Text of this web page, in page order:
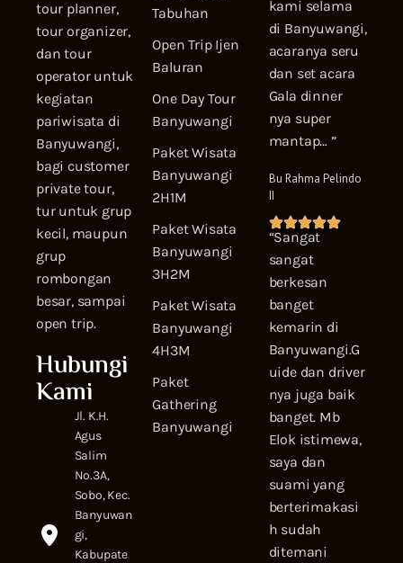
tour planner,
tour organizer,
dan tour
operator untuk
kegiatan
pariwisata di
Banyuwangi,
bagi customer
private tour,
tur untuk grup
kecil, maupun
grup
rombongan
besar, sampai
open trip.
Hubungi
Kami
Jl. K.H.
Agus
Salim
No.3A,
Sobo, Kec.
Banyuwan
gi,
Kabupate
Tabuhan
Open Trip Ijen
Baluran
One Day Tour
Banyuwangi
Paket Wisata
Banyuwangi
2H1M
Paket Wisata
Banyuwangi
3H2M
Paket Wisata
Banyuwangi
4H3M
Paket
Gathering
Banyuwangi
kami selama
di Banyuwangi,
acaranya seru
dan set acara
Gala dinner
nya super
mantap… ”
Bu Rahma Pelindo
II
“Sangat
sangat
berkesan
banget
kemarin di
Banyuwangi.G
uide dan driver
nya juga baik
banget. Mb
Elok istimewa,
saya dan
suami yang
berterimakasi
h sudah
ditemani